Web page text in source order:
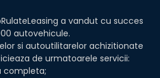
a vandut cu succes
autovehicule.
si autoutilitarelor achizitionate
de urmatoarele servicii:
completa;